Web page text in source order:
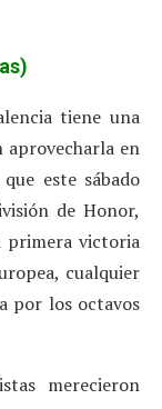
tiene una
en
este sábado
de Honor,
primera victoria
cualquier
por los octavos
merecieron